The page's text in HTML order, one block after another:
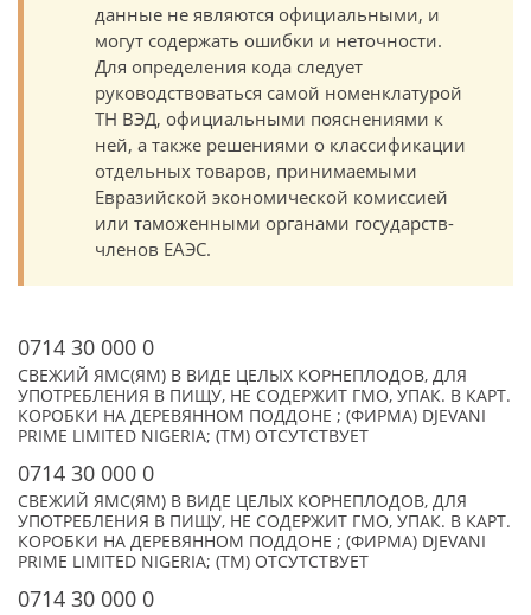
данные не являются официальными, и
могут содержать ошибки и неточности.
Для определения кода следует
руководствоваться самой номенклатурой
ТН ВЭД, официальными пояснениями к
ней, а также решениями о классификации
отдельных товаров, принимаемыми
Евразийской экономической комиссией
или таможенными органами государств-
членов ЕАЭС.
0714 30 000 0
СВЕЖИЙ ЯМС(ЯМ) В ВИДЕ ЦЕЛЫХ КОРНЕПЛОДОВ, ДЛЯ
УПОТРЕБЛЕНИЯ В ПИЩУ, НЕ СОДЕРЖИТ ГМО, УПАК. В КАРТ.
КОРОБКИ НА ДЕРЕВЯННОМ ПОДДОНЕ ; (ФИРМА) DJEVANI
PRIME LIMITED NIGERIA; (TM) ОТСУТСТВУЕТ
0714 30 000 0
СВЕЖИЙ ЯМС(ЯМ) В ВИДЕ ЦЕЛЫХ КОРНЕПЛОДОВ, ДЛЯ
УПОТРЕБЛЕНИЯ В ПИЩУ, НЕ СОДЕРЖИТ ГМО, УПАК. В КАРТ.
КОРОБКИ НА ДЕРЕВЯННОМ ПОДДОНЕ ; (ФИРМА) DJEVANI
PRIME LIMITED NIGERIA; (TM) ОТСУТСТВУЕТ
0714 30 000 0